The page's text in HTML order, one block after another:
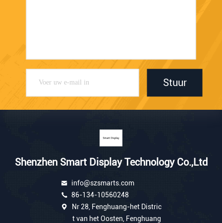
Stuur
Shenzhen Smart Display Technology Co.,Ltd
info@szsmarts.com
86-134-10560248
Nr 28, Fenghuang-het Distric
t van het Oosten, Fenghuang